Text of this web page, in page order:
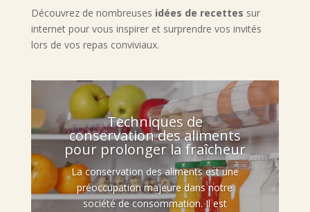
Découvrez de nombreuses idées de recettes sur
internet pour vous inspirer et surprendre vos invités
lors de vos repas conviviaux.
Techniques de
conservation des aliments
pour prolonger la fraîcheur
La conservation des aliments est une
préoccupation majeure dans notre
société de consommation. Il est